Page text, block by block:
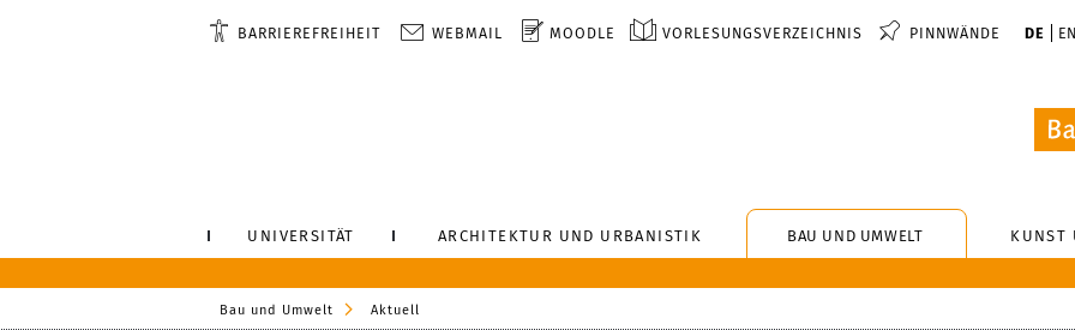
BARRIEREFREIHEIT WEBMAIL MOODLE VORLESUNGSVERZEICHNIS PINNWÄNDE DE EN
UNIVERSITÄT ARCHITEKTUR UND URBANISTIK BAU UND UMWELT KUNST
Bau und Umwelt Aktuell